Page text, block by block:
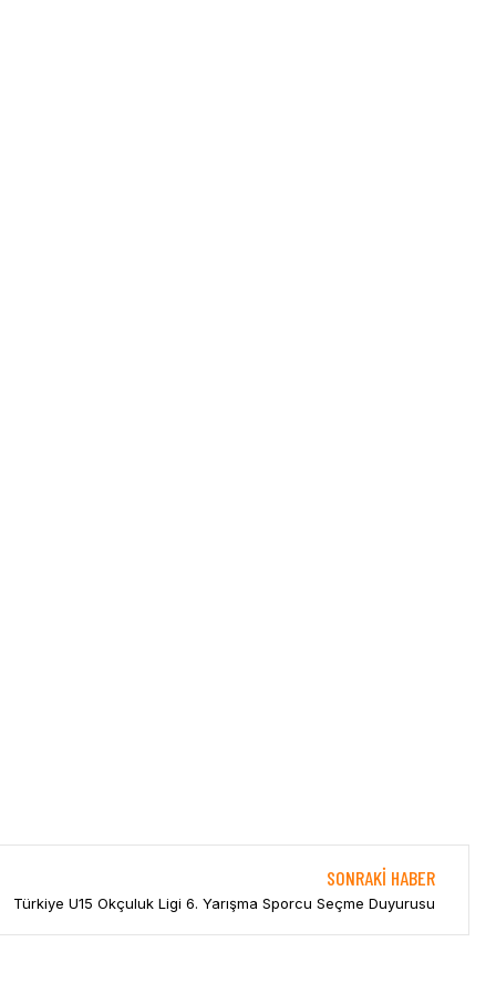
SONRAKI HABER
Türkiye U15 Okçuluk Ligi 6. Yarışma Sporcu Seçme Duyurusu